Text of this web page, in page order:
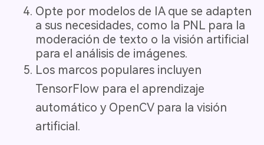
Opte por modelos de IA que se adapten
a sus necesidades, como la PNL para la
moderación de texto o la visión artificial
para el análisis de imágenes.
Los marcos populares incluyen
TensorFlow para el aprendizaje
automático y OpenCV para la visión
artificial.